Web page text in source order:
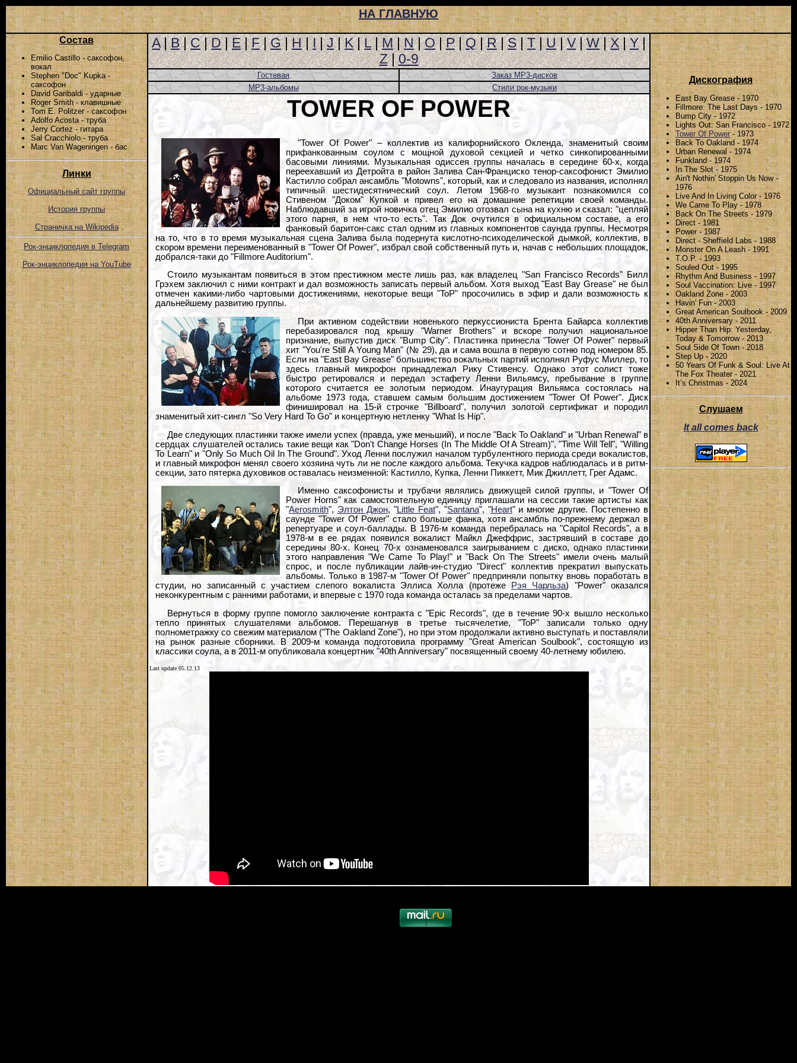
НА ГЛАВНУЮ
Состав
Emilio Castillo - саксофон,
вокал
Stephen "Doc" Kupka -
саксофон
David Garibaldi - ударные
Roger Smith - клавишные
Tom E. Politzer - саксофон
Adolfo Acosta - труба
Jerry Cortez - гитара
Sal Cracchiolo - труба
Marc Van Wageningen - бас
Линки
Официальный сайт группы
История группы
Страничка на Wikipedia
Рок-энциклопедия в Telegram
Рок-энциклопедия на YouTube
A|B|C|D|E|F|G|H|I|J|K|L|M|N|O|P|Q|R|S|T|U|V|W|X|Y|
Z|0-9
Дискография
East Bay Grease - 1970
Fillmore: The Last Days - 1970
Bump City - 1972
Lights Out: San Francisco - 1972
Tower Of Power- 1973
Back To Oakland - 1974
Urban Renewal - 1974
Funkland - 1974
In The Slot - 1975
Ain't Nothin' Stoppin Us Now -
1976
Live And In Living Color - 1976
We Came To Play - 1978
Back On The Streets - 1979
Direct - 1981
Power - 1987
Direct - Sheffield Labs - 1988
Monster On A Leash - 1991
T.O.P. - 1993
Souled Out - 1995
Rhythm And Business - 1997
Soul Vaccination: Live - 1997
Oakland Zone - 2003
Havin' Fun - 2003
Great American Soulbook - 2009
40th Anniversary - 2011
Hipper Than Hip: Yesterday,
Today & Tomorrow - 2013
Soul Side Of Town - 2018
Step Up - 2020
50 Years Of Funk & Soul: Live At
The Fox Theater - 2021
It’s Christmas - 2024
Слушаем
It all comes back
Гостевая
Заказ MP3-дисков
MP3-альбомы
Стили рок-музыки
TOWER OF POWER
"Tower Of Power" – коллектив из калифорнийского Окленда, знаменитый своим
прифанкованным соулом с мощной духовой секцией и четко синкопированными
басовыми линиями. Музыкальная одиссея группы началась в середине 60-х, когда
переехавший из Детройта в район Залива Сан-Франциско тенор-саксофонист Эмилио
Кастилло собрал ансамбль "Motowns", который, как и следовало из названия, исполнял
типичный шестидесятнический соул. Летом 1968-го музыкант познакомился со
Стивеном "Доком" Купкой и привел его на домашние репетиции своей команды.
Наблюдавший за игрой новичка отец Эмилио отозвал сына на кухню и сказал: "цепляй
этого парня, в нем что-то есть". Так Док очутился в официальном составе, а его
фанковый баритон-сакс стал одним из главных компонентов саунда группы. Несмотря
на то, что в то время музыкальная сцена Залива была подернута кислотно-психоделической дымкой, коллектив, в
скором времени переименованный в "Tower Of Power", избрал свой собственный путь и, начав с небольших площадок,
добрался-таки до "Fillmore Auditorium".
Стоило музыкантам появиться в этом престижном месте лишь раз, как владелец "San Francisco Records" Билл
Грэхем заключил с ними контракт и дал возможность записать первый альбом. Хотя выход "East Bay Grease" не был
отмечен какими-либо чартовыми достижениями, некоторые вещи "ToP" просочились в эфир и дали возможность к
дальнейшему развитию группы.
При активном содействии новенького перкуссиониста Брента Байарса коллектив
перебазировался под крышу "Warner Brothers" и вскоре получил национальное
признание, выпустив диск "Bump City". Пластинка принесла "Tower Of Power" первый
хит "You're Still A Young Man" (№ 29), да и сама вошла в первую сотню под номером 85.
Если на "East Bay Grease" большинство вокальных партий исполнял Руфус Миллер, то
здесь главный микрофон принадлежал Рику Стивенсу. Однако этот солист тоже
быстро ретировался и передал эстафету Ленни Вильямсу, пребывание в группе
которого считается ее золотым периодом. Инаугурация Вильямса состоялась на
альбоме 1973 года, ставшем самым большим достижением "Tower Of Power". Диск
финишировал на 15-й строчке "Billboard", получил золотой сертификат и породил
знаменитый хит-сингл "So Very Hard To Go" и концертную нетленку "What Is Hip".
Две следующих пластинки также имели успех (правда, уже меньший), и после "Back To Oakland" и "Urban Renewal" в
сердцах слушателей остались такие вещи как "Don't Change Horses (In The Middle Of A Stream)", "Time Will Tell", "Willing
To Learn" и "Only So Much Oil In The Ground". Уход Ленни послужил началом турбулентного периода среди вокалистов,
и главный микрофон менял своего хозяина чуть ли не после каждого альбома. Текучка кадров наблюдалась и в ритм-
секции, зато пятерка духовиков оставалась неизменной: Кастилло, Купка, Ленни Пиккетт, Мик Джиллетт, Грег Адамс.
Именно саксофонисты и трубачи являлись движущей силой группы, и "Tower Of
Power Horns" как самостоятельную единицу приглашали на сессии такие артисты как
"Aerosmith", Элтон Джон, "Little Feat", "Santana", "Heart" и многие другие. Постепенно в
саунде "Tower Of Power" стало больше фанка, хотя ансамбль по-прежнему держал в
репертуаре и соул-баллады. В 1976-м команда перебралась на "Capitol Records", а в
1978-м в ее рядах появился вокалист Майкл Джеффрис, застрявший в составе до
середины 80-х. Конец 70-х ознаменовался заигрыванием с диско, однако пластинки
этого направления "We Came To Play!" и "Back On The Streets" имели очень малый
спрос, и после публикации лайв-ин-студио "Direct" коллектив прекратил выпускать
альбомы. Только в 1987-м "Tower Of Power" предприняли попытку вновь поработать в
студии, но записанный с участием слепого вокалиста Эллиса Холла (протеже
Рэя Чарльза) "Power" оказался
неконкурентным с ранними работами, и впервые с 1970 года команда осталась за пределами чартов.
Вернуться в форму группе помогло заключение контракта с "Epic Records", где в течение 90-х вышло несколько
тепло принятых слушателями альбомов. Перешагнув в третье тысячелетие, "ToP" записали только одну
полнометражку со свежим материалом ("The Oakland Zone"), но при этом продолжали активно выступать и поставляли
на рынок разные сборники. В 2009-м команда подготовила программу "Great American Soulbook", состоящую из
классики соула, а в 2011-м опубликовала концертник "40th Anniversary" посвященный своему 40-летнему юбилею.
Last update 05.12.13